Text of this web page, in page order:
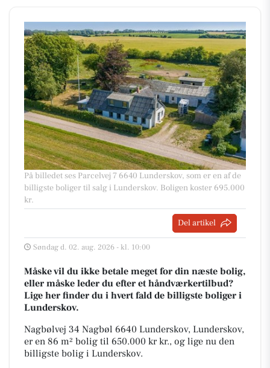
På billedet ses Parcelvej 7 6640 Lunderskov, som er en af de
billigste boliger til salg i Lunderskov. Boligen koster 695.000
kr.
Del artikel
Søndag d. 02. aug. 2026 - kl. 10:00
Måske vil du ikke betale meget for din næste bolig,
eller måske leder du efter et håndværkertilbud?
Lige her finder du i hvert fald de billigste boliger i
Lunderskov.
Nagbølvej 34 Nagbøl 6640 Lunderskov, Lunderskov,
er en 86 m² bolig til 650.000 kr kr., og lige nu den
billigste bolig i Lunderskov.